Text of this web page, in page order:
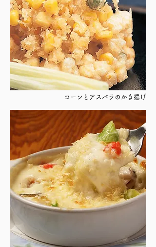
コーンとアスパラのかき揚げ